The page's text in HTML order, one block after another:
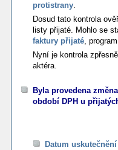
protistrany.
Dosud tato kontrola
listy přijaté. Mohlo se
faktury přijaté,
Nyní je kontrola
aktéra.
Byla provedena
období DPH u
Datum